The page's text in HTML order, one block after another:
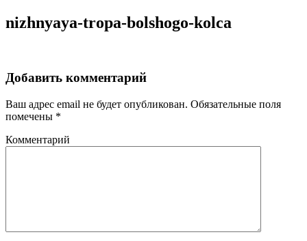
nizhnyaya-tropa-bolshogo-kolca
Добавить комментарий
Ваш адрес email не будет опубликован. Обязательные поля
помечены *
Комментарий